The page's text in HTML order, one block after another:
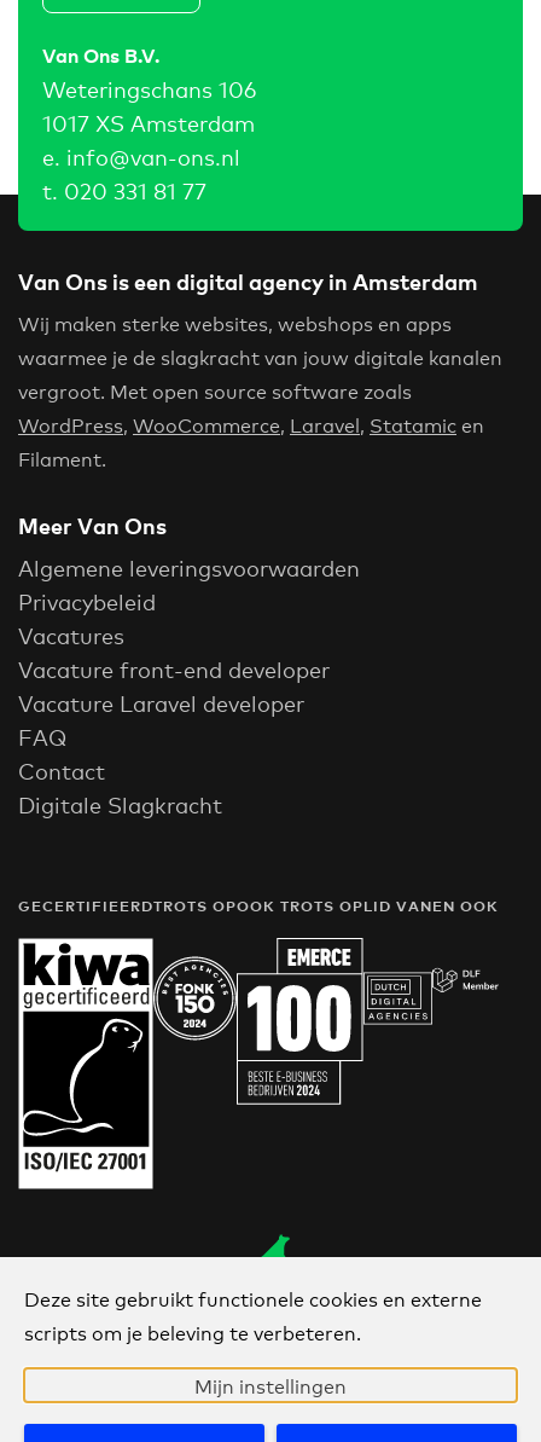
Deze site gebruikt functionele cookies en externe
scripts om je beleving te verbeteren.
Mijn instellingen
Van Ons B.V.
Weteringschans 106
1017 XS Amsterdam
e. info@van-ons.nl
t. 020 331 81 77
Van Ons is een digital agency in Amsterdam
Wij maken sterke websites, webshops en apps
waarmee je de slagkracht van jouw digitale kanalen
vergroot. Met open source software zoals
WordPress, WooCommerce, Laravel, Statamic en
Filament.
Meer Van Ons
Algemene leveringsvoorwaarden
Privacybeleid
Vacatures
Vacature front-end developer
Vacature Laravel developer
FAQ
Contact
Digitale Slagkracht
GECERTIFIEERDTROTS OPOOK TROTS OPLID VANEN OOK
Van Ons
sinds 2006
Call us
Direct contact?